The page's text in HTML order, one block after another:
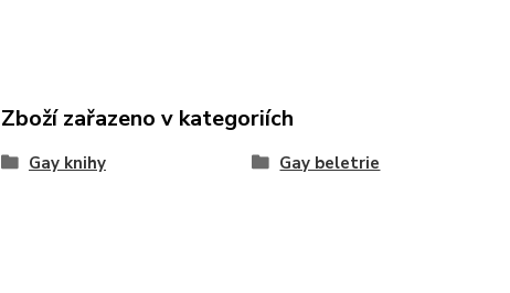
Zboží zařazeno v kategoriích
Gay knihy Gay beletrie